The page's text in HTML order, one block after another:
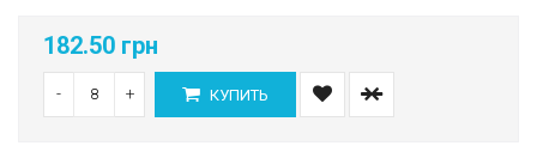
182.50 грн
- + КУПИТЬ